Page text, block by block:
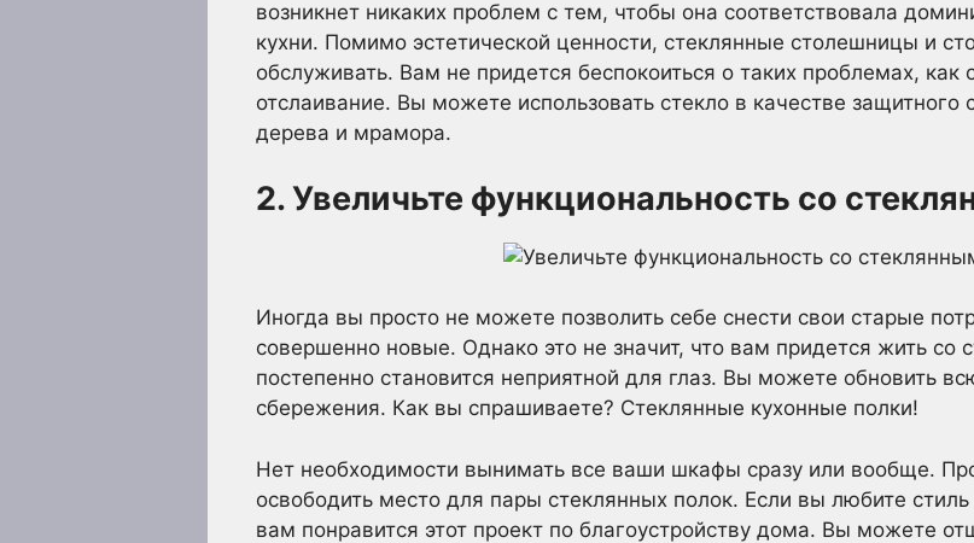
возникнет никаких проблем с тем, чтобы она соответствовала
кухни. Помимо эстетической ценности, стеклянные столешницы и
обслуживать. Вам не придется беспокоиться о таких проблемах,
отслаивание. Вы можете использовать стекло в качестве защитного
дерева и мрамора.
2. Увеличьте функциональность со
Иногда вы просто не можете позволить себе снести свои старые
совершенно новые. Однако это не значит, что вам придется жить со
постепенно становится неприятной для глаз. Вы можете обновить
сбережения. Как вы спрашиваете? Стеклянные кухонные полки!
Нет необходимости вынимать все ваши шкафы сразу или вообще.
освободить место для пары стеклянных полок. Если вы любите
вам понравится этот проект по благоустройству дома. Вы можете